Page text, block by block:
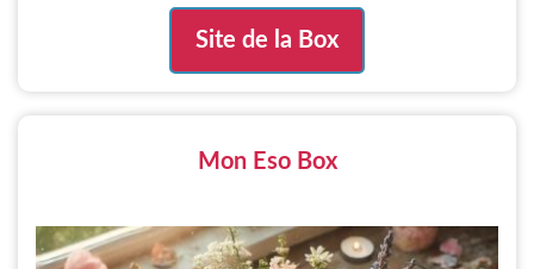
Site de la Box
Mon Eso Box